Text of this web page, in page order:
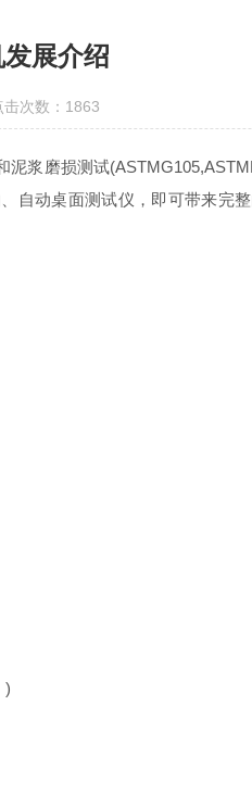
展介绍
次数：1863
磨损测试
动桌面测试仪，即可带来完
)